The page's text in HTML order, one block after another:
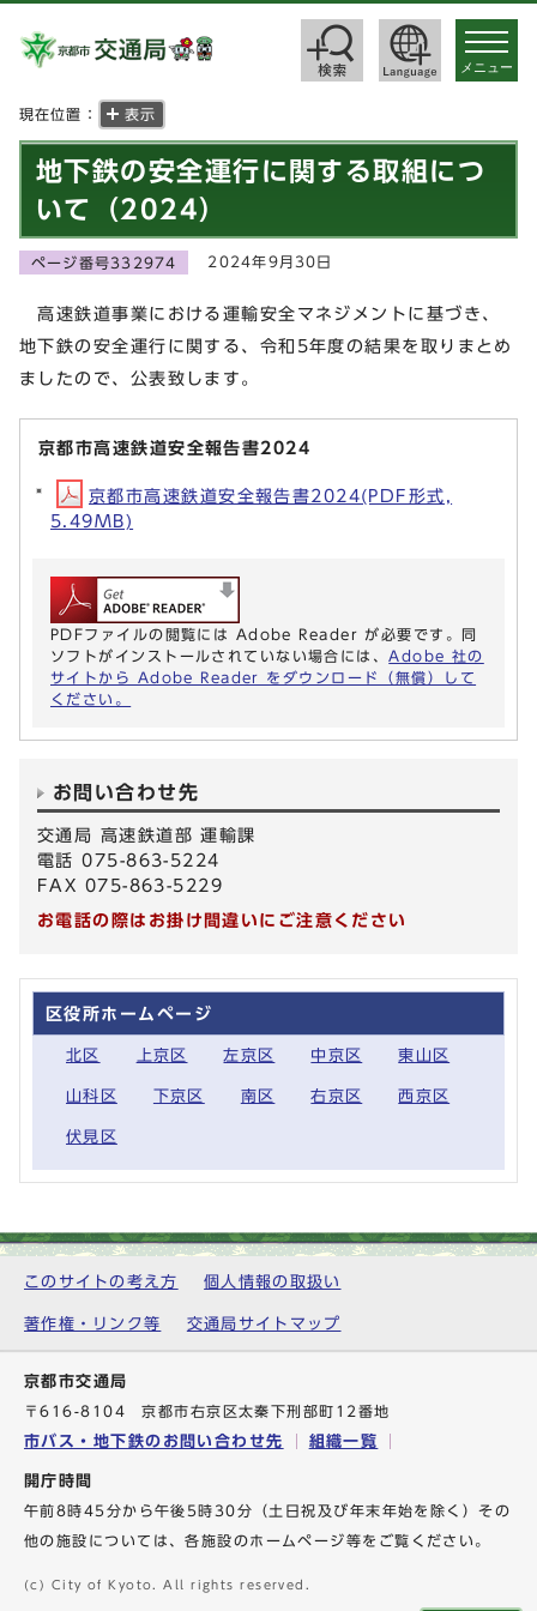
toggle
メニュー
現在位置： 表示
地下鉄の安全運行に関する取組につ
いて（2024）
ページ番号332974 2024年9月30日
高速鉄道事業における運輸安全マネジメントに基づき、
地下鉄の安全運行に関する、令和5年度の結果を取りまとめ
ましたので、公表致します。
京都市高速鉄道安全報告書2024
京都市高速鉄道安全報告書2024(PDF形式,
5.49MB)
PDFファイルの閲覧には Adobe Reader が必要です。同
ソフトがインストールされていない場合には、 Adobe 社の
サイトから Adobe Reader をダウンロード（無償）して
ください。
お問い合わせ先
交通局 高速鉄道部 運輸課
電話 075-863-5224
FAX 075-863-5229
お電話の際はお掛け間違いにご注意ください
区役所ホームページ
北区 上京区 左京区 中京区 東山区
山科区 下京区 南区 右京区 西京区
伏見区
このサイトの考え方 個人情報の取扱い
著作権・リンク等 交通局サイトマップ
京都市交通局
〒616-8104 京都市右京区太秦下刑部町12番地
市バス・地下鉄のお問い合わせ先 組織一覧
開庁時間
午前8時45分から午後5時30分（土日祝及び年末年始を除く）その
他の施設については、各施設のホームページ等をご覧ください。
(c) City of Kyoto. All rights reserved.